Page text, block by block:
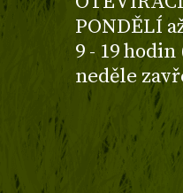
PONDĚLÍ
9 - 19
neděle